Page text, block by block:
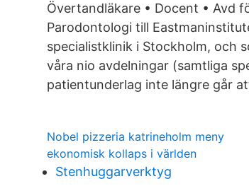
Övertandläkare • Docent • Avd
Parodontologi till
specialistklinik i Stockholm, och
våra nio avdelningar (samtliga
patientunderlag inte längre går
Nobel pizzeria katrineholm meny
ekonomisk kollaps i världen
Stenhuggarverktyg